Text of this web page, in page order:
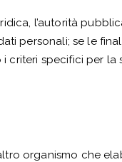
l’autorità
personali; se le
specifici per
organismo che